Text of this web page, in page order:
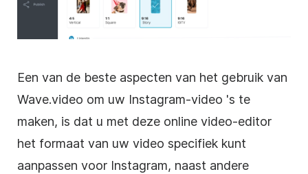
Een van de beste aspecten van het gebruik van
Wave.video om uw Instagram-video 's te
maken, is dat u met deze online video-editor
het formaat van uw video specifiek kunt
aanpassen voor Instagram, naast andere